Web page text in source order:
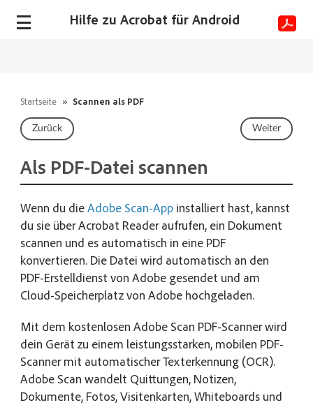
Hilfe zu Acrobat für Android
Startseite » Scannen als PDF
Weiter
Zurück
Als PDF-Datei scannen
Wenn du dieAdobe Scan-App installiert hast, kannst
du sie über Acrobat Reader aufrufen, ein Dokument
scannen und es automatisch in eine PDF
konvertieren. Die Datei wird automatisch an den
PDF-Erstelldienst von Adobe gesendet und am
Cloud-Speicherplatz von Adobe hochgeladen.
Mit dem kostenlosen Adobe Scan PDF-Scanner wird
dein Gerät zu einem leistungsstarken, mobilen PDF-
Scanner mit automatischer Texterkennung (OCR).
Adobe Scan wandelt Quittungen, Notizen,
Dokumente, Fotos, Visitenkarten, Whiteboards und